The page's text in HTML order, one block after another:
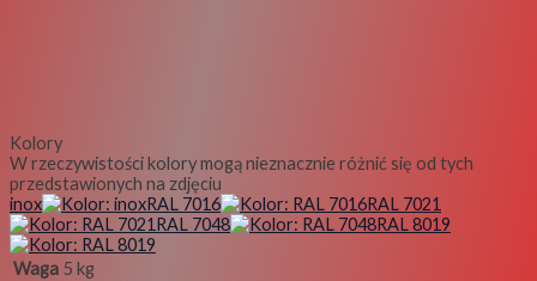
Kolory
W rzeczywistości kolory mogą nieznacznie różnić się od tych
przedstawionych na zdjęciu
inox
RAL 7016
RAL 7021
RAL 7048
RAL 8019
Waga 5 kg